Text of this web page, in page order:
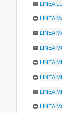
LINEA
LINEA
LINEA
LINEA
LINEA
LINEA
LINEA
LINEA